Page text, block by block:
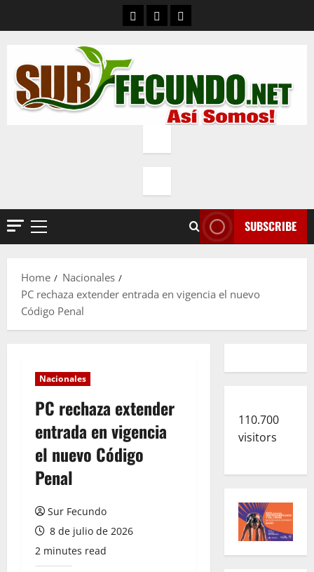
ContactoQuienes Somos
Política de privacidad
Primary
SUBSCRIBE
Home
Nacionales
PC rechaza extender entrada en vigencia el nuevo
Código Penal
Nacionales
PC rechaza extender
entrada en vigencia
el nuevo Código
Penal
Sur Fecundo
8 de julio de 2026
2 minutes read
110.700
visitors